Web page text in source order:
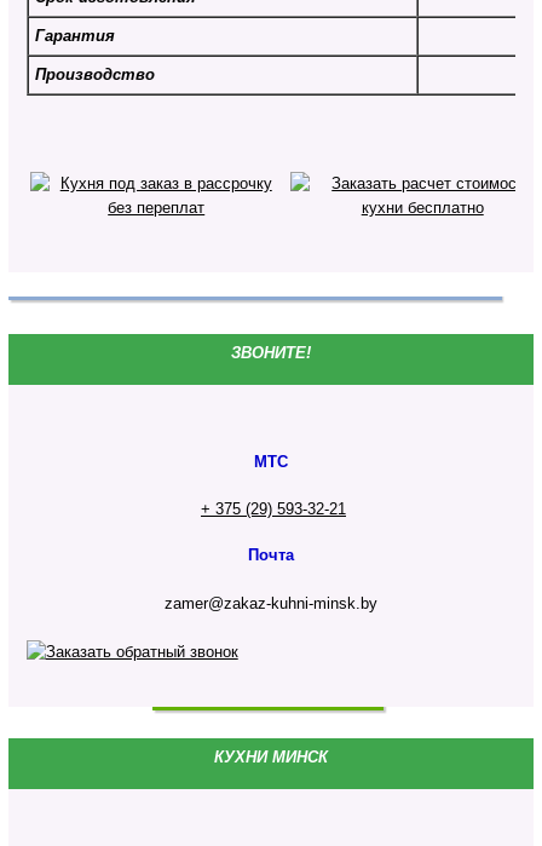
Гарантия
Производство
ЗВОНИТЕ!
МТС
+ 375 (29) 593-32-21
Почта
zamer@zakaz-kuhni-minsk.by
КУХНИ МИНСК